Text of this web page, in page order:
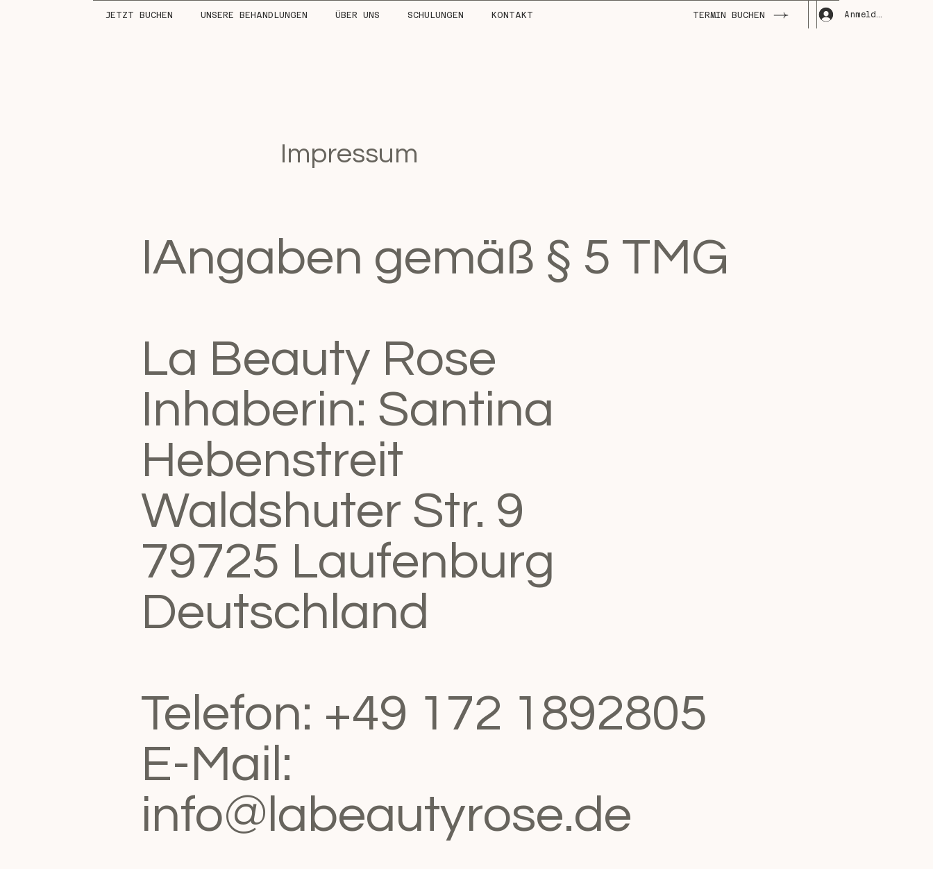
JETZT BUCHEN UNSERE BEHANDLUNGEN ÜBER UNS SCHULUNGEN KONTAKT TERMIN BUCHEN Anmelden
Impressum
IAngaben gemäß § 5 TMG
La Beauty Rose
Inhaberin: Santina
Hebenstreit
Waldshuter Str. 9
79725 Laufenburg
Deutschland
Telefon: +49 172 1892805
E-Mail:
info@labeautyrose.de